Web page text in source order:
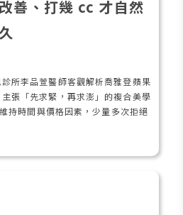
善、打幾 cc 才自然
所李品萱醫師客觀解析喬雅登蘋果
張「先求緊，再求澎」的複合美學
持時間與價格因素，少量多次拒絕